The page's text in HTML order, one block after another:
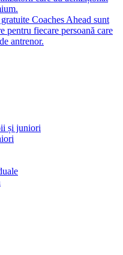
Coaches Ahead sunt
pentru fiecare persoană care
antrenor.
și juniori